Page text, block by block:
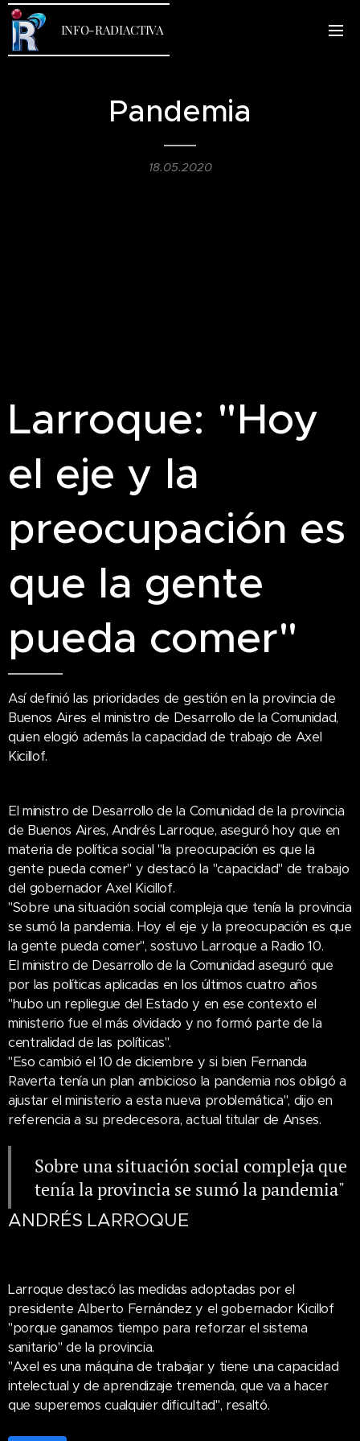
INFO-RADIACTIVA
Pandemia
18.05.2020
Larroque: "Hoy
el eje y la
preocupación es
que la gente
pueda comer"
Así definió las prioridades de gestión en la provincia de
Buenos Aires el ministro de Desarrollo de la Comunidad,
quien elogió además la capacidad de trabajo de Axel
Kicillof.
El ministro de Desarrollo de la Comunidad de la provincia
de Buenos Aires, Andrés Larroque, aseguró hoy que en
materia de política social "la preocupación es que la
gente pueda comer" y destacó la "capacidad" de trabajo
del gobernador Axel Kicillof.
"Sobre una situación social compleja que tenía la provincia
se sumó la pandemia. Hoy el eje y la preocupación es que
la gente pueda comer", sostuvo Larroque a Radio 10.
El ministro de Desarrollo de la Comunidad aseguró que
por las políticas aplicadas en los últimos cuatro años
"hubo un repliegue del Estado y en ese contexto el
ministerio fue el más olvidado y no formó parte de la
centralidad de las políticas".
"Eso cambió el 10 de diciembre y si bien Fernanda
Raverta tenía un plan ambicioso la pandemia nos obligó a
ajustar el ministerio a esta nueva problemática", dijo en
referencia a su predecesora, actual titular de Anses.
Sobre una situación social compleja que
tenía la provincia se sumó la pandemia"
ANDRÉS LARROQUE
Larroque destacó las medidas adoptadas por el
presidente Alberto Fernández y el gobernador Kicillof
"porque ganamos tiempo para reforzar el sistema
sanitario" de la provincia.
"Axel es una máquina de trabajar y tiene una capacidad
intelectual y de aprendizaje tremenda, que va a hacer
que superemos cualquier dificultad", resaltó.